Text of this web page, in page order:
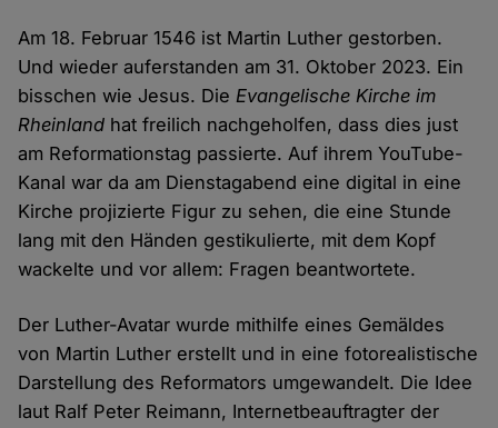
Am 18. Februar 1546 ist Martin Luther gestorben.
Und wieder auferstanden am 31. Oktober 2023. Ein
bisschen wie Jesus. DieEvangelische Kirche im
Rheinland hat freilich nachgeholfen, dass dies just
am Reformationstag passierte. Auf ihrem YouTube-
Kanal war da am Dienstagabend eine digital in eine
Kirche projizierte Figur zu sehen, die eine Stunde
lang mit den Händen gestikulierte, mit dem Kopf
wackelte und vor allem: Fragen beantwortete.
Der Luther-Avatar wurde mithilfe eines Gemäldes
von Martin Luther erstellt und in eine fotorealistische
Darstellung des Reformators umgewandelt. Die Idee
laut Ralf Peter Reimann, Internetbeauftragter der